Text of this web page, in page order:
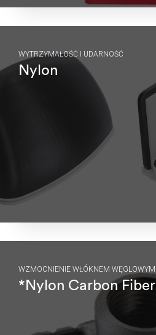
WYTRZYMAŁOŚĆ I UDARNOŚĆ
Nylon
WZMOCNIENIE WŁÓKNEM WĘGLOWYM
*Nylon Carbon Fiber